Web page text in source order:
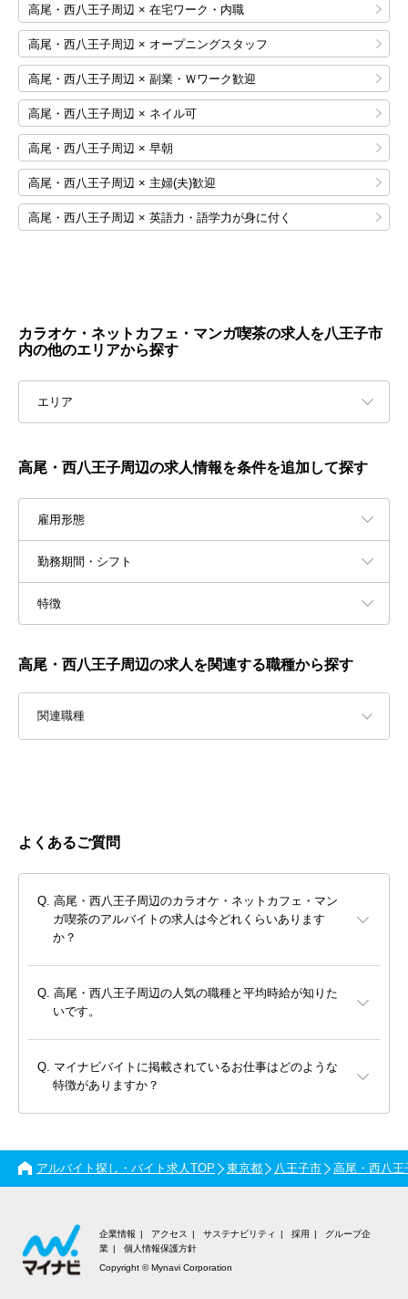
高尾・西八王子周辺 × 在宅ワーク・内職
高尾・西八王子周辺 × オープニングスタッフ
高尾・西八王子周辺 × 副業・Ｗワーク歓迎
高尾・西八王子周辺 × ネイル可
高尾・西八王子周辺 × 早朝
高尾・西八王子周辺 × 主婦(夫)歓迎
高尾・西八王子周辺 × 英語力・語学力が身に付く
カラオケ・ネットカフェ・マンガ喫茶の求人を八王子市
内の他のエリアから探す
エリア
高尾・西八王子周辺の求人情報を条件を追加して探す
雇用形態
勤務期間・シフト
特徴
高尾・西八王子周辺の求人を関連する職種から探す
関連職種
よくあるご質問
高尾・西八王子周辺のカラオケ・ネットカフェ・マン
ガ喫茶のアルバイトの求人は今どれくらいあります
か？
高尾・西八王子周辺の人気の職種と平均時給が知りた
いです。
マイナビバイトに掲載されているお仕事はどのような
特徴がありますか？
アルバイト探し・バイト求人TOP 東京都 八王子市 高尾・西八王
企業情報 アクセス サステナビリティ 採用
グループ企
業
個人情報保護方針
Copyright © Mynavi Corporation